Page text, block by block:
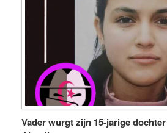
Vader wurgt zijn 15-jarige